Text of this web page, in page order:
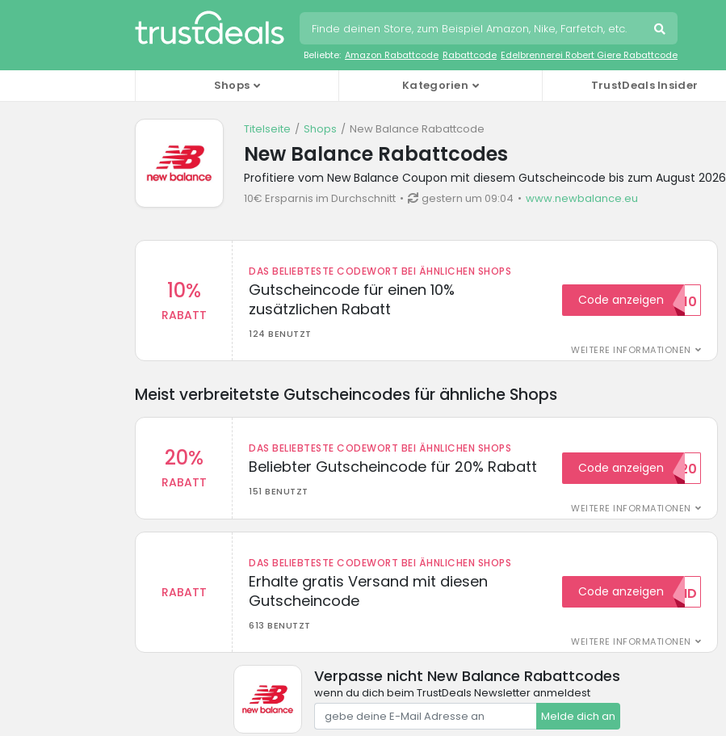
Beliebte: Amazon Rabattcode Rabattcode Edelbrennerei Robert Giere Rabattcode
Shops Kategorien TrustDeals Insider
Titelseite Shops New Balance Rabattcode
New Balance Rabattcodes
Profitiere vom New Balance Coupon mit diesem Gutscheincode bis zum August 2026
10€ Ersparnis im Durchschnitt gestern um 09:04 www.newbalance.eu
10%
RABATT
DAS BELIEBTESTE CODEWORT BEI ÄHNLICHEN SHOPS
Gutscheincode für einen 10%
zusätzlichen Rabatt
124 BENUTZT
WEITERE INFORMATIONEN
Code anzeigenHELLO10
Meist verbreitetste Gutscheincodes für ähnliche Shops
20%
RABATT
DAS BELIEBTESTE CODEWORT BEI ÄHNLICHEN SHOPS
Beliebter Gutscheincode für 20% Rabatt
151 BENUTZT
WEITERE INFORMATIONEN
Code anzeigen
WELCOME20
RABATT
DAS BELIEBTESTE CODEWORT BEI ÄHNLICHEN SHOPS
Erhalte gratis Versand mit diesen
Gutscheincode
613 BENUTZT
WEITERE INFORMATIONEN
Code anzeigen
GRATISVERSAND
Verpasse nicht New Balance Rabattcodes
wenn du dich beim TrustDeals Newsletter anmeldest
Melde dich an